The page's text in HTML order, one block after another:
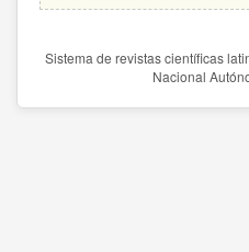
Sistema de revistas científicas
Nacional